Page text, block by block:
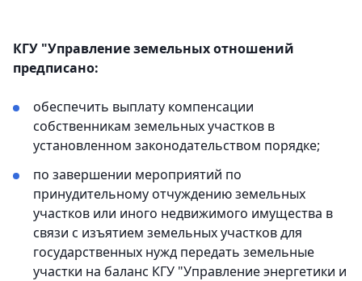
КГУ "Управление земельных отношений
предписано:
обеспечить выплату компенсации
собственникам земельных участков в
установленном законодательством порядке;
по завершении мероприятий по
принудительному отчуждению земельных
участков или иного недвижимого имущества в
связи с изъятием земельных участков для
государственных нужд передать земельные
участки на баланс КГУ "Управление энергетики и